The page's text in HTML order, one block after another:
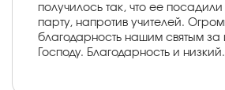
получилось так, что ее
парту, напротив учителей.
благодарность нашим святым за
Господу. Благодарность и